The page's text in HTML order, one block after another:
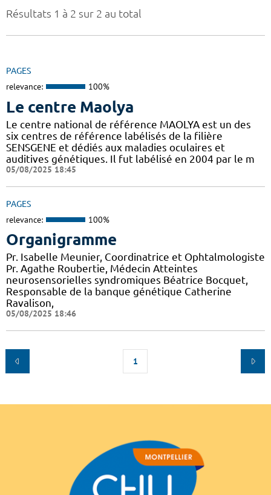
Résultats 1 à 2 sur 2 au total
PAGES
relevance: 100%
Le centre Maolya
Le centre national de référence MAOLYA est un des
six centres de référence labélisés de la filière
SENSGENE et dédiés aux maladies oculaires et
auditives génétiques. Il fut labélisé en 2004 par le m
05/08/2025 18:45
PAGES
relevance: 100%
Organigramme
Pr. Isabelle Meunier, Coordinatrice et Ophtalmologiste
Pr. Agathe Roubertie, Médecin Atteintes
neurosensorielles syndromiques Béatrice Bocquet,
Responsable de la banque génétique Catherine
Ravalison,
05/08/2025 18:46
1